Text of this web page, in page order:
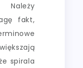
Należy
fakt,
spirala